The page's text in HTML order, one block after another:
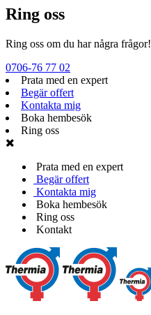
Ring oss
Ring oss om du har några frågor!
0706-76 77 02
Prata med en expert
Begär offert
Kontakta mig
Boka hembesök
Ring oss
Prata med en expert
Begär offert
Kontakta mig
Boka hembesök
Ring oss
Kontakt